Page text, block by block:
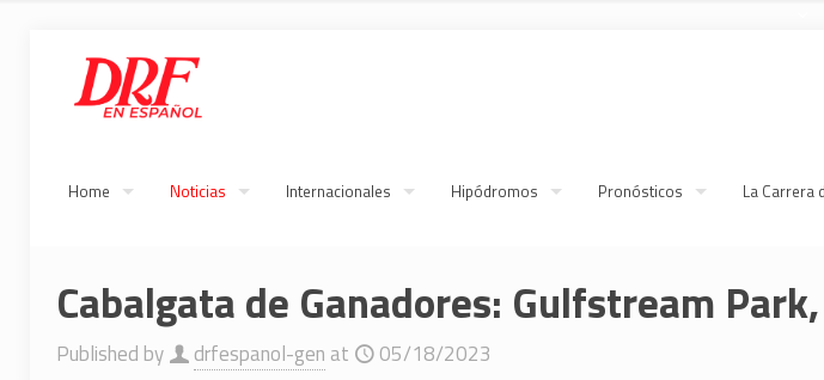
Home Noticias Internacionales Hipódromos Pronósticos La Carrera
Cabalgata de Ganadores: Gulfstream
Published by drfespanol-gen at 05/18/2023